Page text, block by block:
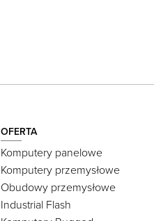
OFERTA
Komputery panelowe
Komputery przemysłowe
Obudowy przemysłowe
Industrial Flash